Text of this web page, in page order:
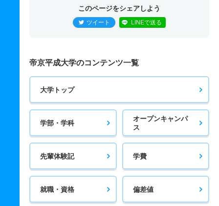
このページをシェアしよう
ツイート LINEで送る
帝京平成大学のコンテンツ一覧
大学トップ
学部・学科
オープンキャンパ
ス
先輩体験記 学費
就職・資格 偏差値